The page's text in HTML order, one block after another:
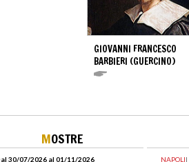
GIOVANNI FRANCESCO
BARBIERI (GUERCINO)
MOSTRE
30/07/2026 al 01/11/2026 NAPOLI|